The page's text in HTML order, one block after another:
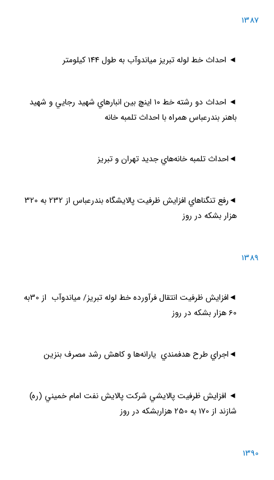
1387
◄ احداث خط لوله تبريز مياندوآب به طول 144 كيلومتر
◄
احداث دو رشته خط ۱۰ اينچ بين انبارهاي شهيد رجايي و شهيد
باهنر بندرعباس همراه با احداث تلمبه خانه
◄احداث تلمبه خانه‌هاي جديد تهران و تبريز
◄
رفع تنگناهاي افزايش ظرفيت پالايشگاه بندرعباس از 232 به 320
هزار بشكه در روز
1389
◄
افزايش ظرفيت انتقال فرآورده خط لوله تبريز/ مياندوآب از 30به
60 هزار بشكه در روز
◄اجراي طرح هدفمندي يارانه‌ها و كاهش رشد مصرف بنزين
◄ افزايش ظرفيت پالايشي شركت پالايش نفت امام خميني (ره)
شازند از 170 به 250 هزاربشكه در روز
1390